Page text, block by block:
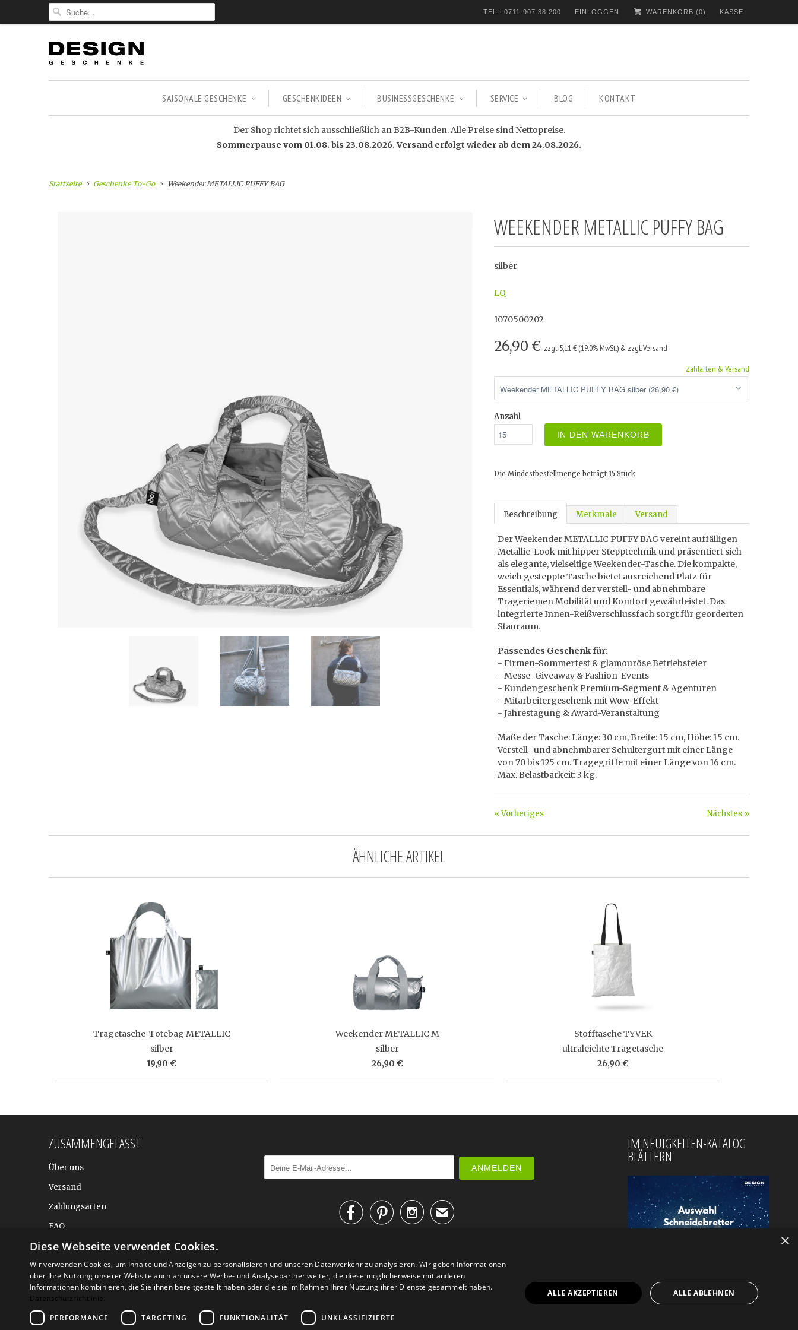
TEL.: 0711-907 38 200 EINLOGGEN WARENKORB (0) KASSE
SAISONALE GESCHENKE GESCHENKIDEEN BUSINESSGESCHENKE SERVICE BLOG KONTAKT
Der Shop richtet sich ausschließlich an B2B-Kunden. Alle Preise sind Nettopreise.
Sommerpause vom 01.08. bis 23.08.2026. Versand erfolgt wieder ab dem 24.08.2026.
Startseite Geschenke To-Go Weekender METALLIC PUFFY BAG
WEEKENDER METALLIC PUFFY BAG
silber
LQ
1070500202
26,90 € zzgl. 5,11 € (19.0% MwSt.) & zzgl. Versand
Zahlarten & Versand
Anzahl
IN DEN WARENKORB
Die Mindestbestellmenge beträgt 15 Stück
Beschreibung Merkmale Versand
Der Weekender METALLIC PUFFY BAG vereint auffälligen
Metallic-Look mit hipper Stepptechnik und präsentiert sich
als elegante, vielseitige Weekender-Tasche. Die kompakte,
weich gesteppte Tasche bietet ausreichend Platz für
Essentials, während der verstell- und abnehmbare
Trageriemen Mobilität und Komfort gewährleistet. Das
integrierte Innen-Reißverschlussfach sorgt für georderten
Stauraum.
Passendes Geschenk für:
- Firmen-Sommerfest & glamouröse Betriebsfeier
- Messe-Giveaway & Fashion-Events
- Kundengeschenk Premium-Segment & Agenturen
- Mitarbeitergeschenk mit Wow-Effekt
- Jahrestagung & Award-Veranstaltung
Maße der Tasche: Länge: 30 cm, Breite: 15 cm, Höhe: 15 cm.
Verstell- und abnehmbarer Schultergurt mit einer Länge
von 70 bis 125 cm. Tragegriffe mit einer Länge von 16 cm.
Max. Belastbarkeit: 3 kg.
Nächstes »
« Vorheriges
ÄHNLICHE ARTIKEL
Tragetasche-Totebag METALLIC
silber
19,90 €
Weekender METALLIC M
silber
26,90 €
Stofftasche TYVEK
ultraleichte Tragetasche
26,90 €
ZUSAMMENGEFASST
Über uns
Versand
Zahlungsarten
FAQ
BALTIC DESIGN SHOP
✉
IM NEUIGKEITEN-KATALOG
BLÄTTERN
© 2026
×
Diese Webseite verwendet Cookies.
Wir verwenden Cookies, um Inhalte und Anzeigen zu personalisieren und unseren Datenverkehr zu analysieren. Wir geben Informationen
über Ihre Nutzung unserer Website auch an unsere Werbe- und Analysepartner weiter, die diese möglicherweise mit anderen
Informationen kombinieren, die Sie ihnen bereitgestellt haben oder die sie im Rahmen Ihrer Nutzung ihrer Dienste gesammelt haben.
Datenschutzrichtlinie
PERFORMANCE
TARGETING FUNKTIONALITÄT UNKLASSIFIZIERTE
ALLE AKZEPTIEREN ALLE ABLEHNEN